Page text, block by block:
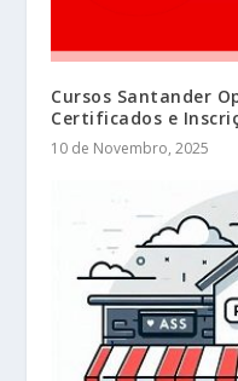
Cursos Santander
Certificados e
10 de Novembro, 2025